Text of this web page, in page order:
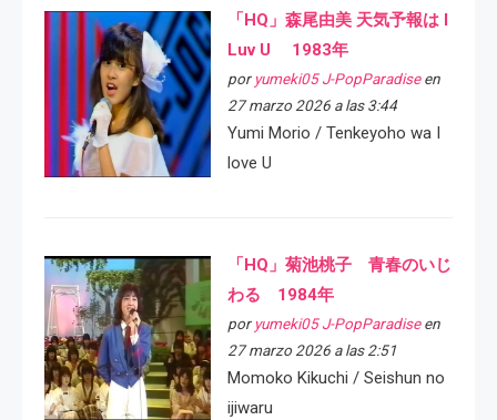
「HQ」森尾由美 天気予報は I
Luv U 1983年
por yumeki05 J-PopParadiseen
27 marzo 2026 a las 3:44
Yumi Morio / Tenkeyoho wa I
love U
「HQ」菊池桃子 青春のいじ
わる 1984年
por yumeki05 J-PopParadiseen
27 marzo 2026 a las 2:51
Momoko Kikuchi / Seishun no
ijiwaru